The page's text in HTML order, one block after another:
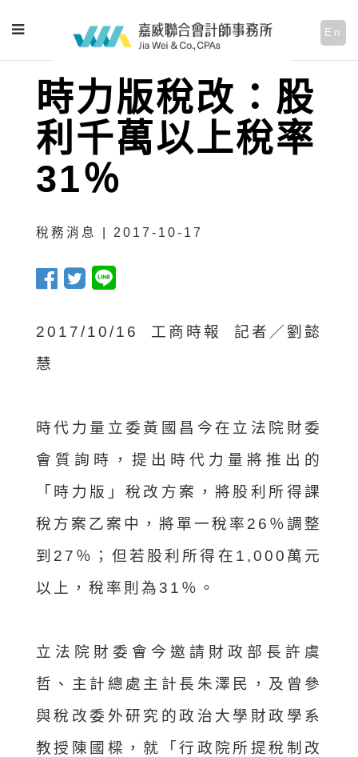
En
時力版稅改：股
利千萬以上稅率
31％
稅務消息 | 2017-10-17
2017/10/16 工商時報 記者／劉懿
慧
時代力量立委黃國昌今在立法院財委
會質詢時，提出時代力量將推出的
「時力版」稅改方案，將股利所得課
稅方案乙案中，將單一稅率26％調整
到27％；但若股利所得在1,000萬元
以上，稅率則為31％。
立法院財委會今邀請財政部長許虞
哲、主計總處主計長朱澤民，及曾參
與稅改委外研究的政治大學財政學系
教授陳國樑，就「行政院所提稅制改